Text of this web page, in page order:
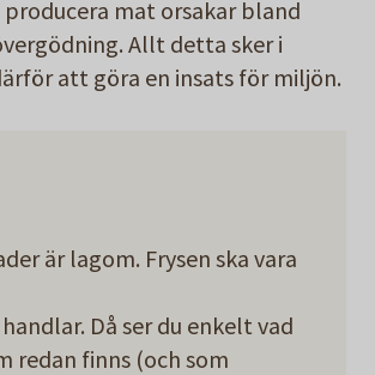
mat orsakar bland
Allt detta sker i
att göra en insats för miljön.
är lagom. Frysen ska vara
Då ser du enkelt vad
redan finns (och som